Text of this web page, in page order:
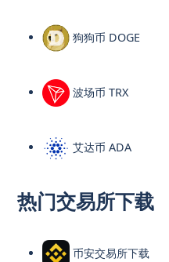
狗狗币 DOGE
波场币 TRX
艾达币 ADA
热门交易所下载
币安交易所下载